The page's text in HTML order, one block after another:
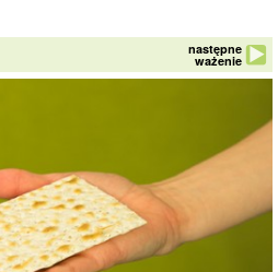
następne
ważenie